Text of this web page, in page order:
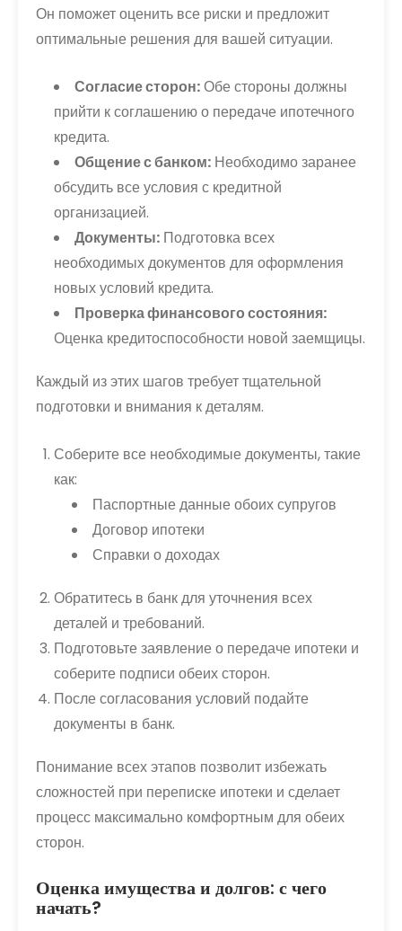
Он поможет оценить все риски и предложит
оптимальные решения для вашей ситуации.
Согласие сторон:Обе стороны должны
прийти к соглашению о передаче ипотечного
кредита.
Общение с банком: Необходимо заранее
обсудить все условия с кредитной
организацией.
Документы: Подготовка всех
необходимых документов для оформления
новых условий кредита.
Проверка финансового состояния:
Оценка кредитоспособности новой заемщицы.
Каждый из этих шагов требует тщательной
подготовки и внимания к деталям.
Соберите все необходимые документы, такие
как:
Паспортные данные обоих супругов
Договор ипотеки
Справки о доходах
Обратитесь в банк для уточнения всех
деталей и требований.
Подготовьте заявление о передаче ипотеки и
соберите подписи обеих сторон.
После согласования условий подайте
документы в банк.
Понимание всех этапов позволит избежать
сложностей при переписке ипотеки и сделает
процесс максимально комфортным для обеих
сторон.
Оценка имущества и долгов: с чего
начать?